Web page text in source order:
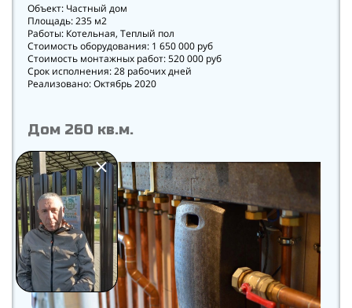
Объект: Частный дом
Площадь: 235 м2
Работы: Котельная, Теплый пол
Стоимость оборудования: 1 650 000 руб
Стоимость монтажных работ: 520 000 руб
Срок исполнения: 28 рабочих дней
Реализовано: Октябрь 2020
Дом 260 кв.м.